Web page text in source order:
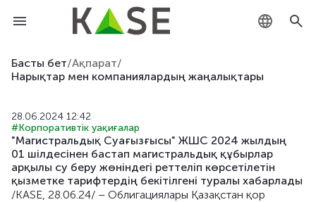
Басты бет/Ақпарат/
Нарықтар мен компаниялардың жаңалықтары
28.06.2024 12:42
#Корпоративтік уақиғалар
"Магистральдық Суағызғысы" ЖШС 2024 жылдың
01 шілдесінен бастап магистральдық құбырлар
арқылы су беру жөніндегі реттеліп көрсетілетін
қызметке тарифтердің бекітілгені туралы хабарлады
/KASE, 28.06.24/ – Облигациялары Қазақстан қор